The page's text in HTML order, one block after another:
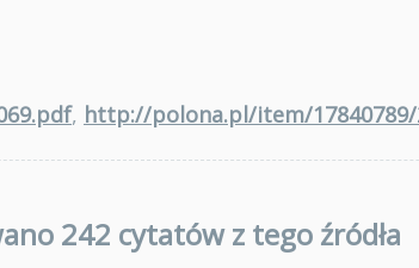
, http://polona.pl/item/
242 cytatów z tego źródła